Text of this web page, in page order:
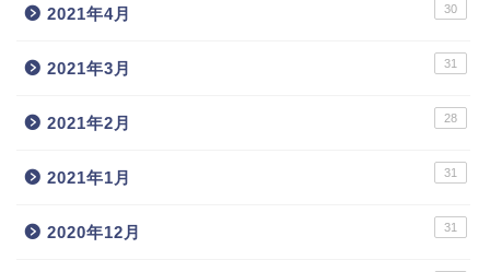
2021年4月 30
2021年3月 31
2021年2月 28
2021年1月 31
2020年12月 31